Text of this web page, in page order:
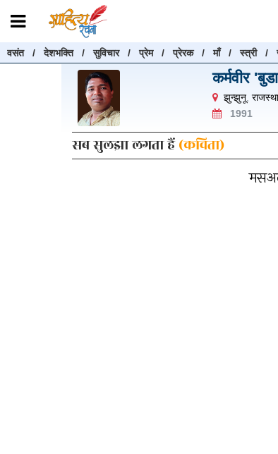
वसंत/देशभक्ति/सुविचार/प्रेम/प्रेरक/माँ/स्त्री/
कर्मवीर
झुन्झुनू
1991
सब सुलझा लगता हैं(कविता)
रचनाएँ खोजें
रचनाएँ खोजने के लिए नीचे दी गई बॉक्स में हिन्दी में लिखें और
खोजें